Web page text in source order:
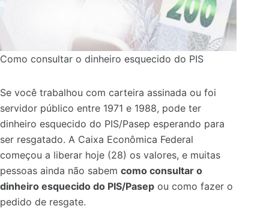
Como consultar o dinheiro esquecido do PIS
Se você trabalhou com carteira assinada ou foi
servidor público entre 1971 e 1988, pode ter
dinheiro esquecido do PIS/Pasep esperando para
ser resgatado. A Caixa Econômica Federal
começou a liberar hoje (28) os valores, e muitas
pessoas ainda não sabem como consultar o
dinheiro esquecido do PIS/Pasep ou como fazer o
pedido de resgate.